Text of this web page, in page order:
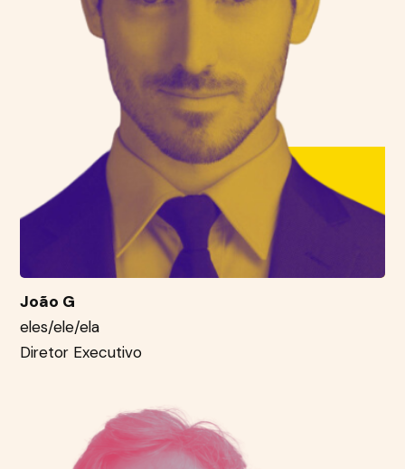
João G
eles/ele/ela
Diretor Executivo